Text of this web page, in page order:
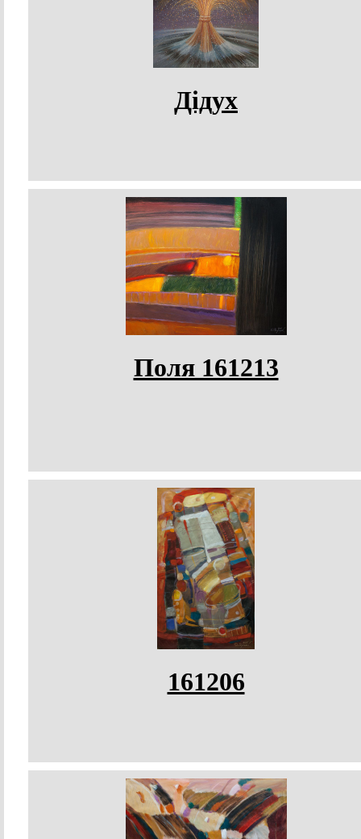
Дідух
Поля 161213
161206